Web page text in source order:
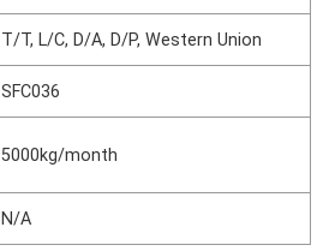
T/T, L/C, D/A, D/P, Western Union
SFC036
5000kg/month
N/A